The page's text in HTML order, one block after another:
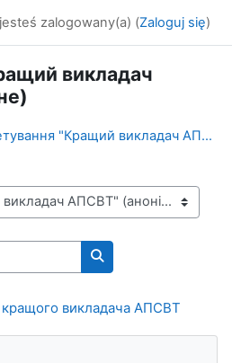
zalogowany(a) (Zaloguj się)
викладач
Анкетування "Кращий викладач АПСВТ" (анонімне)
Wyszukaj kursy
кращого викладача АПСВТ